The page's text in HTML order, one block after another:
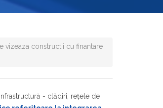
vizeaza constructii cu finantare
- clădiri, reţele de